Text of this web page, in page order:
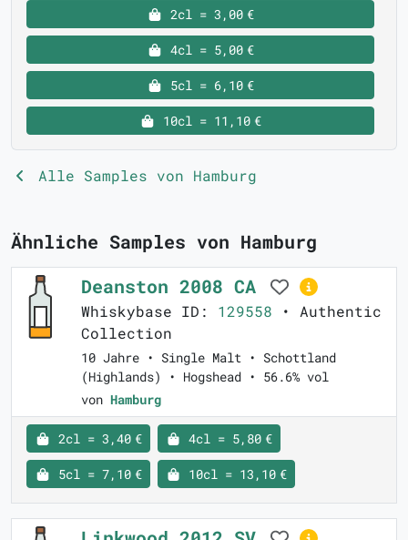
2cl = 3,00 €
4cl = 5,00 €
5cl = 6,10 €
10cl = 11,10 €
Alle Samples von Hamburg
Ähnliche Samples von Hamburg
Deanston 2008 CA
Whiskybase ID: 129558 • Authentic
Collection
10 Jahre • Single Malt • Schottland
(Highlands) • Hogshead • 56.6% vol
von Hamburg
2cl = 3,40 € 4cl = 5,80 €
5cl = 7,10 € 10cl = 13,10 €